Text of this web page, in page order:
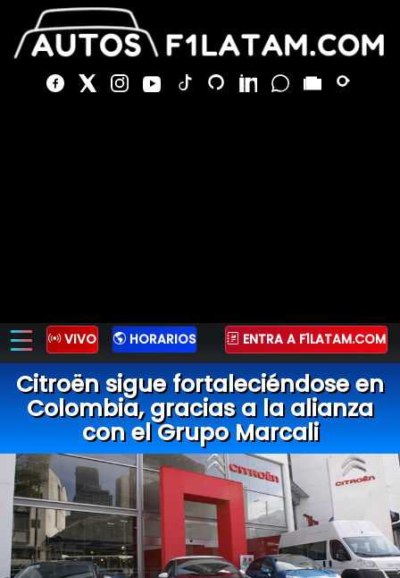
VIVO HORARIOS ENTRA A F1LATAM.COM
Citroën sigue fortaleciéndose en
Colombia, gracias a la alianza
con el Grupo Marcali